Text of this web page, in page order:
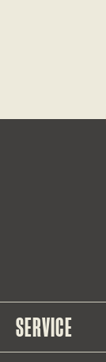
SERVICE